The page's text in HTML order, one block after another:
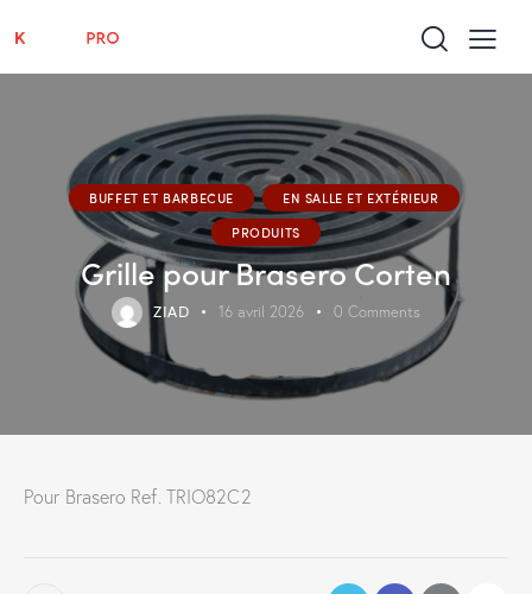
BUFFET ET BARBECUE
EN SALLE ET EXTÉRIEUR
PRODUITS
Grille pour Brasero Corten
ZIAD 16 avril 2026 0 Comments
Pour Brasero Ref. TRIO82C2